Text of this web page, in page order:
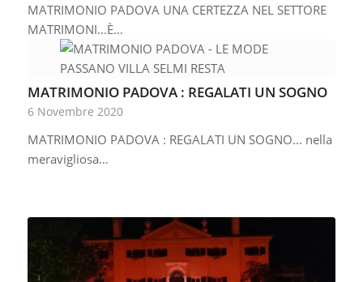
MATRIMONIO PADOVA UNA CERTEZZA NEL SETTORE
MATRIMONI...È…
MATRIMONIO PADOVA : REGALATI UN SOGNO
6 Novembre 2020
MATRIMONIO PADOVA : REGALATI UN SOGNO... nella
meravigliosa…